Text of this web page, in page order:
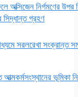
অক্সিজেন নির্গমণের
সিদ্ধান্ত গ্রহণ
সরলরেখা সংক্রান্ত
আত্মকর্মসংস্থানের ভূমিকা